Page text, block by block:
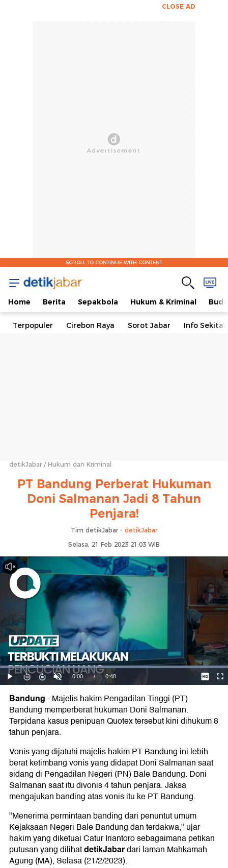
CLOSE AD
SCROLL TO CONTINUE WITH CONTENT
Home Berita Sepakbola Hukum & Kriminal
Terpopuler Cirebon Raya Sorot Jabar Info
detikJabar Hukum dan Kriminal
PT Bandung Perberat Hukuman
Doni Salmanan Jadi 8 Tahun
Penjara!
Tim detikJabar - detikJabar
Selasa, 21 Feb 2023 21:03 WIB
Bandung-Majelis hakim Pengadilan Tinggi (PT)
Bandung memperberat hukuman Doni Salmanan.
Terpidana kasus penipuan Quotex tersebut kini dihukum 8
tahun penjara.
Vonis yang dijatuhi majelis hakim PT Bandung ini lebih
berat ketimbang vonis yang didapat Doni Salmanan saat
sidang di Pengadilan Negeri (PN) Bale Bandung. Doni
Salmanan saat itu divonis 4 tahun penjara. Jaksa
mengajukan banding atas vonis itu ke PT Bandung.
"Menerima permintaan banding dari penuntut umum
Kejaksaan Negeri Bale Bandung dan terdakwa," ujar
hakim yang diketuai Catur Iriantoro sebagaimana petikan
putusan yang dilihatdetikJabardari laman Mahkamah
Agung (MA), Selasa (21/2/2023).